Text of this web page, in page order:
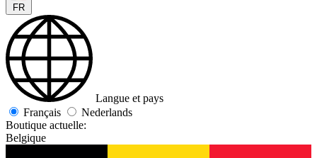
FR
Langue et pays
Français
Nederlands
Boutique actuelle:
Belgique